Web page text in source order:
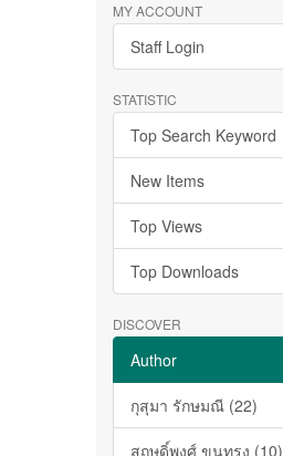
MY ACCOUNT
Staff Login
STATISTIC
Top Search Keyword
New Items
Top Views
Top Downloads
DISCOVER
Author
กุสุมา รักษมณี (22)
สฤษดิ์พงศ์ ขุนทรง (10)